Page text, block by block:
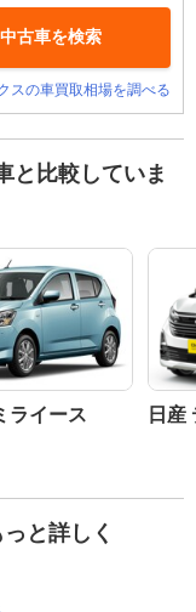
中古車を検索
スの車買取相場を調べる
と比較していま
ライース 日産
と詳しく